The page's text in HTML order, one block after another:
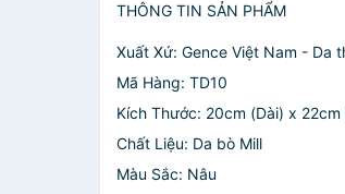
THÔNG TIN SẢN PHẨM
Xuất Xứ: Gence Việt Nam - Da
Mã Hàng: TD10
Kích Thước: 20cm (Dài) x
Chất Liệu: Da bò Mill
Màu Sắc: Nâu